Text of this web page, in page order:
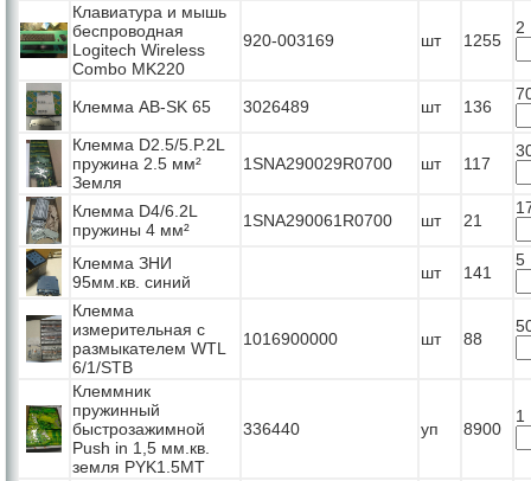
Клавиатура и мышь
беспроводная
Logitech Wireless
Combo MK220
920-003169 шт 1255
2
Клемма AB-SK 65 3026489 шт 136
Клемма D2.5/5.P.2L
пружина 2.5 мм²
Земля
1SNA290029R0700 шт 117
Клемма D4/6.2L
пружины 4 мм²
1SNA290061R0700 шт 21
Клемма ЗНИ
95мм.кв. синий
шт 141
5
Клемма
измерительная с
размыкателем WTL
6/1/STB
1016900000 шт 88
Клеммник
пружинный
быстрозажимной
Push in 1,5 мм.кв.
земля PYK1.5MТ
336440 уп 8900
1